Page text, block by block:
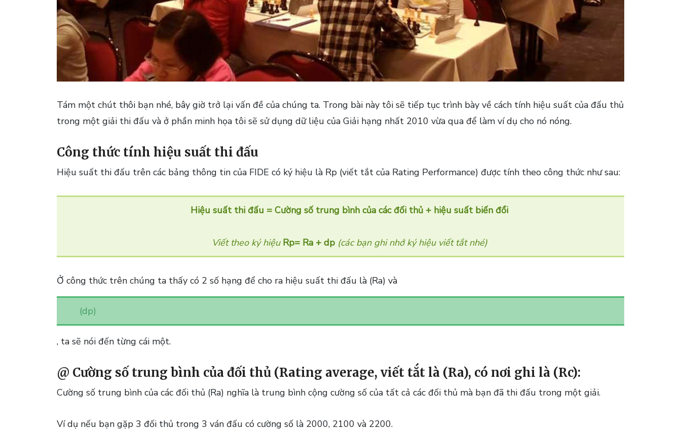
Tám một chút thôi bạn nhé, bây giờ trở lại vấn đề của chúng ta. Trong bài này tôi sẽ tiếp tục trình bày về cách tính hiệu suất của đấu thủ
trong một giải thi đấu và ở phần minh họa tôi sẽ sử dụng dữ liệu của Giải hạng nhất 2010 vừa qua để làm ví dụ cho nó nóng.
Công thức tính hiệu suất thi đấu
Hiệu suất thi đấu trên các bảng thông tin của FIDE có ký hiệu là Rp (viết tắt của Rating Performance) được tính theo công thức như sau:
Hiệu suất thi đấu = Cường số trung bình của các đối thủ + hiệu suất biến đổi
Viết theo ký hiệu Rp= Ra + dp (các bạn ghi nhớ ký hiệu viết tắt nhé)
Ở công thức trên chúng ta thấy có 2 số hạng để cho ra hiệu suất thi đấu là (Ra) và
(dp)
, ta sẽ nói đến từng cái một.
@ Cường số trung bình của đối thủ (Rating average, viết tắt là (Ra), có nơi ghi là (Rc):
Cường số trung bình của các đối thủ (Ra) nghĩa là trung bình cộng cường số của tất cả các đối thủ mà bạn đã thi đấu trong một giải.
Ví dụ nếu bạn gặp 3 đối thủ trong 3 ván đấu có cường số là 2000, 2100 và 2200.